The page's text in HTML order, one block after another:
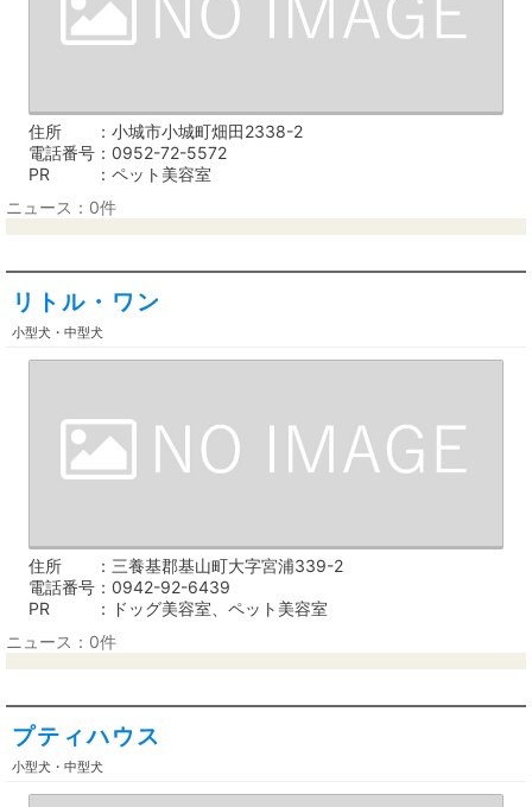
住所
小城市小城町畑田2338-2
電話番号
0952-72-5572
PR
ペット美容室
ニュース：0件
リトル・ワン
小型犬・中型犬
住所
三養基郡基山町大字宮浦339-2
電話番号
0942-92-6439
PR
ドッグ美容室、ペット美容室
ニュース：0件
プティハウス
小型犬・中型犬